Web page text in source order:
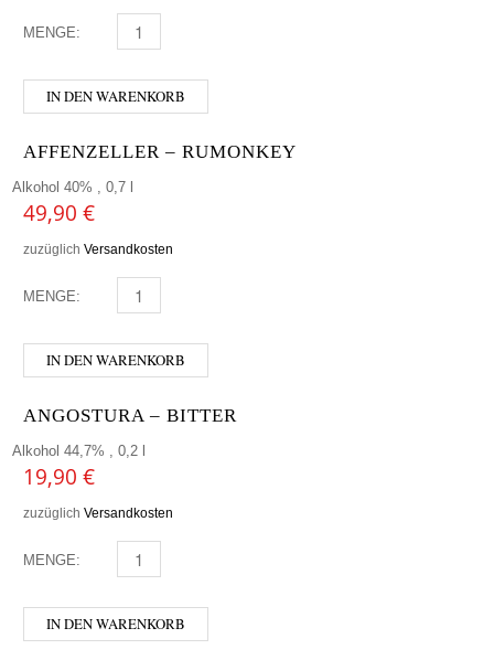
MENGE: DIPLOMATICO 0,35 MENGE
IN DEN WARENKORB
AFFENZELLER – RUMONKEY
Alkohol 40% , 0,7 l
49,90 €
zuzüglich Versandkosten
MENGE: AFFENZELLER - RUMONKEY MENGE
IN DEN WARENKORB
ANGOSTURA – BITTER
Alkohol 44,7% , 0,2 l
19,90 €
zuzüglich Versandkosten
MENGE: ANGOSTURA - BITTER MENGE
IN DEN WARENKORB